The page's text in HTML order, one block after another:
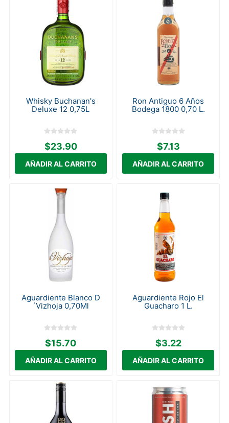
Whisky Buchanan's
Deluxe 12 0,75L
$23.90
Ron Antiguo 6 Años
Bodega 1800 0,70 L.
$7.13
Aguardiente Blanco D
´Vizhoja 0,70Ml
$15.70
Aguardiente Rojo El
Guacharo 1 L.
$3.22